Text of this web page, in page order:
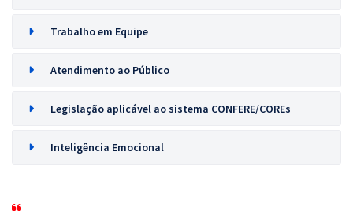
Trabalho em Equipe
Atendimento ao Público
Legislação aplicável ao sistema CONFERE/COREs
Inteligência Emocional